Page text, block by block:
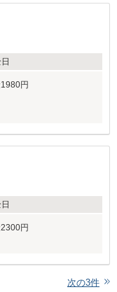
円
円
次の3件